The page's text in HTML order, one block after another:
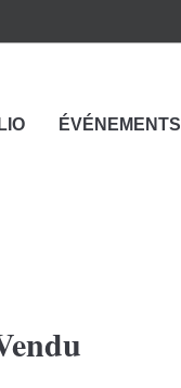
ÉVÉNEMENTS